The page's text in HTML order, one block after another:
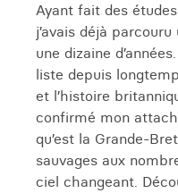
Ayant fait des
j’avais déjà
une dizaine
liste depuis
et l’histoire
confirmé mon
qu’est la Grande-
sauvages aux
ciel changeant.